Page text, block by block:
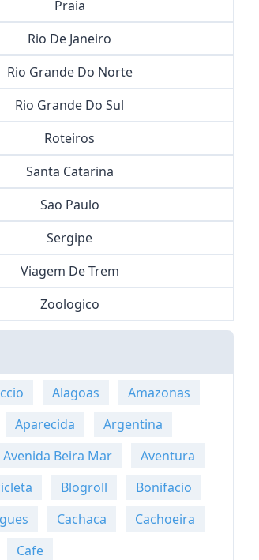
Praia
Rio De Janeiro
Rio Grande Do Norte
Rio Grande Do Sul
Roteiros
Santa Catarina
Sao Paulo
Sergipe
Viagem De Trem
Zoologico
Alagoas
Amazonas
Aparecida
Argentina
Avenida Beira Mar
Aventura
Blogroll
Bonifacio
Cachaca
Cachoeira
Cafe